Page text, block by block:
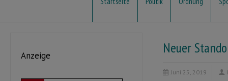
Neuer
Juni 25, 2019
Anzeige